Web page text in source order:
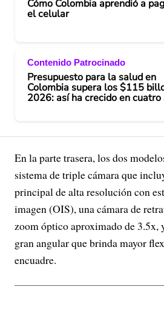
Cómo Colombia aprendió a
el celular
Contenido Patrocinado
Presupuesto para la salud en
Colombia supera los $115
2026: así ha crecido en cuatro
En la parte trasera, los dos
sistema de triple cámara que
principal de alta resolución con
imagen (OIS), una cámara de
zoom óptico aproximado de 3.5x,
gran angular que brinda mayor
encuadre.